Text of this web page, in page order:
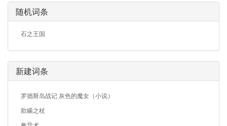
随机词条
石之王国
新建词条
罗德斯岛战记 灰色的魔女（小说）
欺瞒之杖